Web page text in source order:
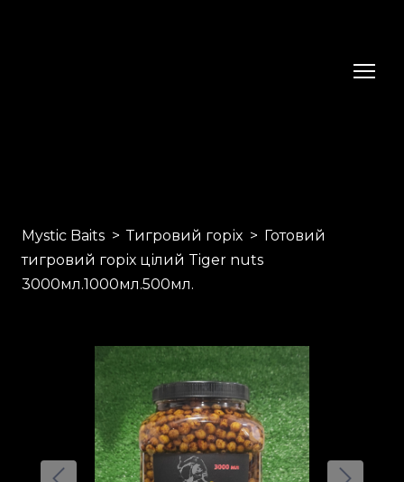
Mystic Baits Тигровий горіх
Готовий
тигровий горіх цілий Tiger nuts
3000мл.1000мл.500мл.